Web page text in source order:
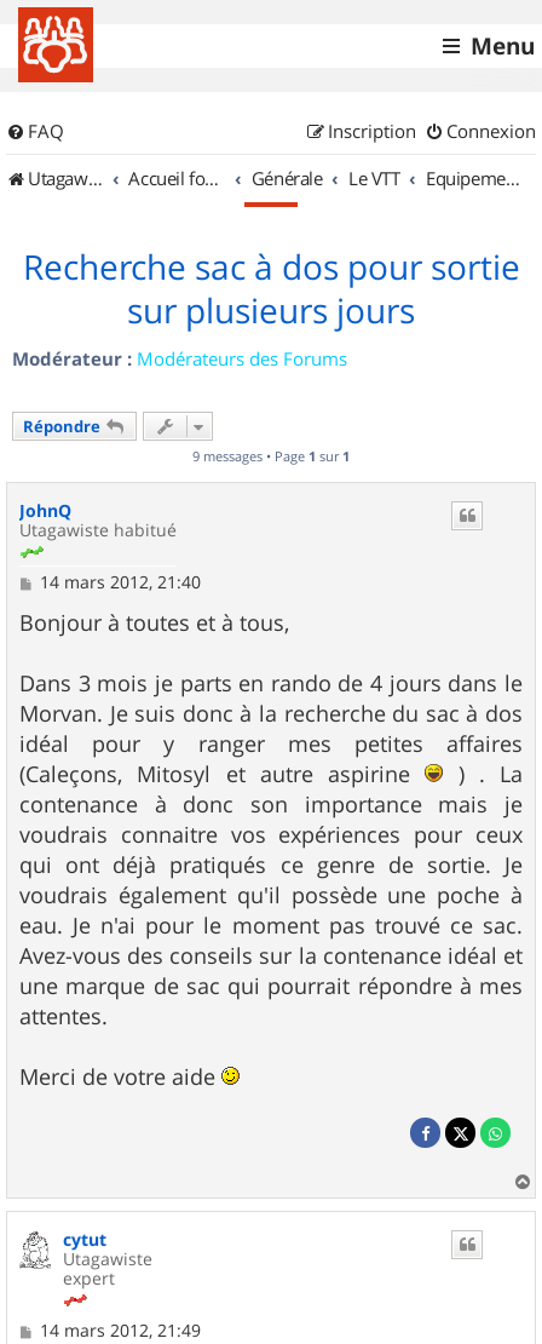
Menu
FAQ Connexion
Inscription
UtagawaVTT (Randos VTT et VTTAE avec traces GPS)
Accueil forum Générale Le VTT Equipements et Accessoires
Recherche sac à dos pour sortie
sur plusieurs jours
Modérateur : Modérateurs des Forums
Répondre
9 messages • Page 1 sur 1
JohnQ
Utagawiste habitué
M
s
s
g
e
14 mars 2012, 21:40
Bonjour à toutes et à tous,
Dans 3 mois je parts en rando de 4 jours dans le
Morvan. Je suis donc à la recherche du sac à dos
idéal pour y ranger mes petites affaires
(Caleçons, Mitosyl et autre aspirine
) . La
contenance à donc son importance mais je
voudrais connaitre vos expériences pour ceux
qui ont déjà pratiqués ce genre de sortie. Je
voudrais également qu'il possède une poche à
eau. Je n'ai pour le moment pas trouvé ce sac.
Avez-vous des conseils sur la contenance idéal et
une marque de sac qui pourrait répondre à mes
attentes.
Merci de votre aide
a
cytut
Utagawiste
expert
M14 mars 2012, 21:49